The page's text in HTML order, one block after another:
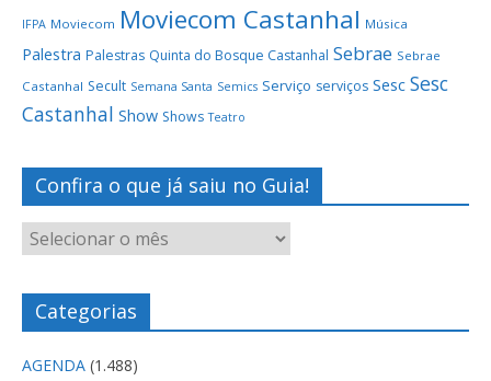
IFPA Moviecom Moviecom Castanhal Música
Palestra Palestras Quinta do Bosque Castanhal Sebrae Sebrae
Castanhal Secult Semana Santa Semics Serviço serviços Sesc Sesc
Castanhal Show Shows Teatro
Confira o que já saiu no Guia!
Categorias
AGENDA(1.488)